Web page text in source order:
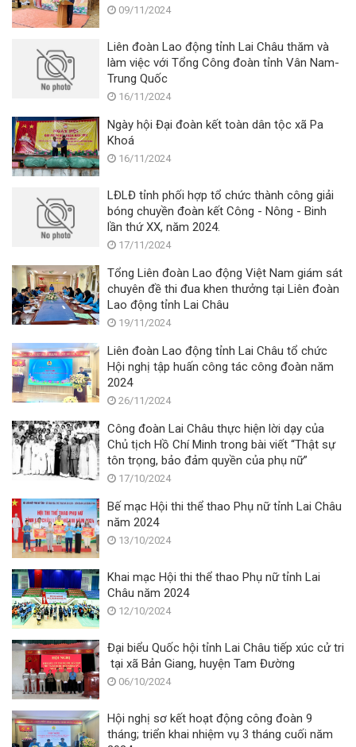
09/11/2024
Liên đoàn Lao động tỉnh Lai Châu thăm và
làm việc với Tổng Công đoàn tỉnh Vân Nam-
Trung Quốc
16/11/2024
Ngày hội Đại đoàn kết toàn dân tộc xã Pa
Khoá
16/11/2024
LĐLĐ tỉnh phối hợp tổ chức thành công giải
bóng chuyền đoàn kết Công - Nông - Binh
lần thứ XX, năm 2024.
17/11/2024
Tổng Liên đoàn Lao động Việt Nam giám sát
chuyên đề thi đua khen thưởng tại Liên đoàn
Lao động tỉnh Lai Châu
19/11/2024
Liên đoàn Lao động tỉnh Lai Châu tổ chức
Hội nghị tập huấn công tác công đoàn năm
2024
26/11/2024
Công đoàn Lai Châu thực hiện lời dạy của
Chủ tịch Hồ Chí Minh trong bài viết “Thật sự
tôn trọng, bảo đảm quyền của phụ nữ”
17/10/2024
Bế mạc Hội thi thể thao Phụ nữ tỉnh Lai Châu
năm 2024
13/10/2024
Khai mạc Hội thi thể thao Phụ nữ tỉnh Lai
Châu năm 2024
12/10/2024
Đại biểu Quốc hội tỉnh Lai Châu tiếp xúc cử tri
tại xã Bản Giang, huyện Tam Đường
06/10/2024
Hội nghị sơ kết hoạt động công đoàn 9
tháng; triển khai nhiệm vụ 3 tháng cuối năm